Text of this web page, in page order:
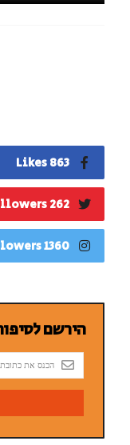
863 Likes
262 Followers
1360 Followers